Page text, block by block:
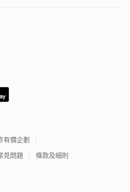
有價企劃
見問題 條款及細則